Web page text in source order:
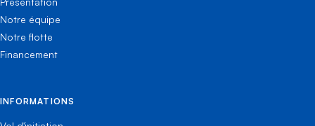
Notre équipe
Notre flotte
Financement
INFORMATIONS